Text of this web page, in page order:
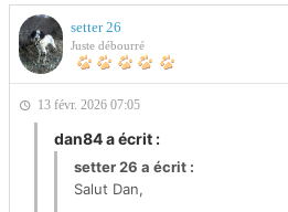
setter 26
Juste débourré
13 févr. 2026 07:05
dan84 a écrit :
setter 26 a écrit :
Salut Dan,